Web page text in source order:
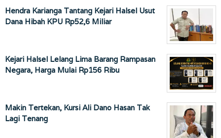
Hendra Karianga Tantang Kejari Halsel Usut
Dana Hibah KPU Rp52,6 Miliar
Kejari Halsel Lelang Lima Barang Rampasan
Negara, Harga Mulai Rp156 Ribu
Makin Tertekan, Kursi Ali Dano Hasan Tak
Lagi Tenang